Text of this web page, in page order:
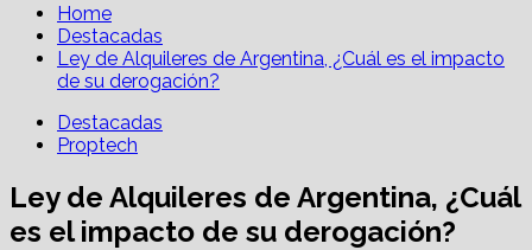
Home
Destacadas
Ley de Alquileres de Argentina, ¿Cuál es el impacto
de su derogación?
Destacadas
Proptech
Ley de Alquileres de Argentina, ¿Cuál
es el impacto de su derogación?